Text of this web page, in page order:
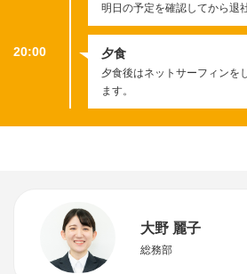
明日の予定を確認してから退
20:00 夕食
夕食後はネットサーフィンを
ます。
大野 麗子
総務部